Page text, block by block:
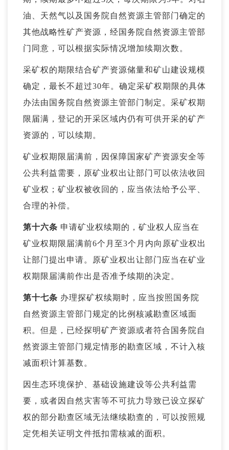
油、天然气以及国务院自然资源主管部门确定的
其他战略性矿产资源，经国务院自然资源主管部
门同意，可以根据实际情况增加续期次数。
采矿权的期限结合矿产资源储量和矿山建设规模
确定，最长不超过30年。确定采矿权期限的具体
办法由国务院自然资源主管部门制定。采矿权期
限届满，登记的开采区域内仍有可供开采的矿产
资源的，可以续期。
矿业权期限届满前，因保障国家矿产资源安全等
公共利益需要，原矿业权出让部门可以依法收回
矿业权；矿业权被收回的，应当依法给予公平、
合理的补偿。
第十六条 申请矿业权续期的，矿业权人应当在
矿业权期限届满前6个月至3个月内向原矿业权出
让部门提出申请。原矿业权出让部门应当在矿业
权期限届满前作出是否准予续期的决定。
第十七条 办理探矿权续期时，应当按照国务院
自然资源主管部门规定的比例核减勘查区域面
积。但是，已经探明矿产资源或者符合国务院自
然资源主管部门规定情形的勘查区域，不计入核
减面积计算基数。
因生态环境保护、基础设施建设等公共利益需
要，或者因自然灾害等不可抗力导致已设立探矿
权的部分勘查区域无法继续勘查的，可以按照规
定凭相关证明文件抵扣需核减的面积。